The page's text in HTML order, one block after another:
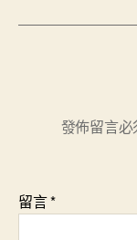
發佈留言
留言*